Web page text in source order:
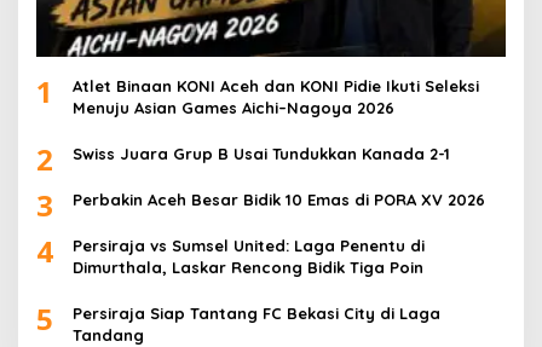
1
Atlet Binaan KONI Aceh dan KONI Pidie Ikuti Seleksi
Menuju Asian Games Aichi–Nagoya 2026
2 Swiss Juara Grup B Usai Tundukkan Kanada 2-1
3 Perbakin Aceh Besar Bidik 10 Emas di PORA XV 2026
4
Persiraja vs Sumsel United: Laga Penentu di
Dimurthala, Laskar Rencong Bidik Tiga Poin
5
Persiraja Siap Tantang FC Bekasi City di Laga
Tandang